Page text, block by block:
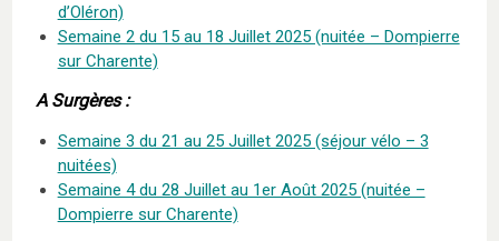
d’Oléron)
Semaine 2 du 15 au 18 Juillet 2025 (nuitée – Dompierre
sur Charente)
A Surgères :
Semaine 3 du 21 au 25 Juillet 2025 (séjour vélo – 3
nuitées)
Semaine 4 du 28 Juillet au 1er Août 2025 (nuitée –
Dompierre sur Charente)